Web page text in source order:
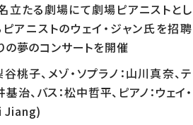
立たる劇場にて劇場ピアニストとし
アニストのウェイ・ジャン氏を招聘
の夢のコンサートを開催
谷桃子、メゾ・ソプラノ：山川真奈、テ
治、バス：松中哲平、ピアノ：ウェイ・
Jiang)